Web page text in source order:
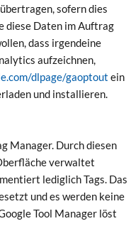
sofern dies
diese Daten im Auftrag
dass irgendeine
aufzeichnen,
dlpage/gaoptout ein
und installieren.
Manager. Durch diesen
verwaltet
lediglich Tags. Das
und es werden keine
Tool Manager löst